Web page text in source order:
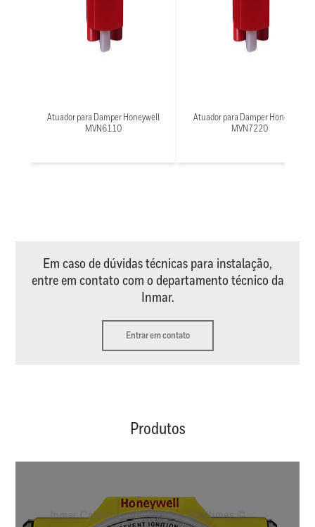
Atuador para Damper Honeywell
MVN6110
Atuador para Damper Honeywell
MVN7220
Em caso de dúvidas técnicas para instalação,
entre em contato com o departamento técnico da
Inmar.
Entrar em contato
Produtos